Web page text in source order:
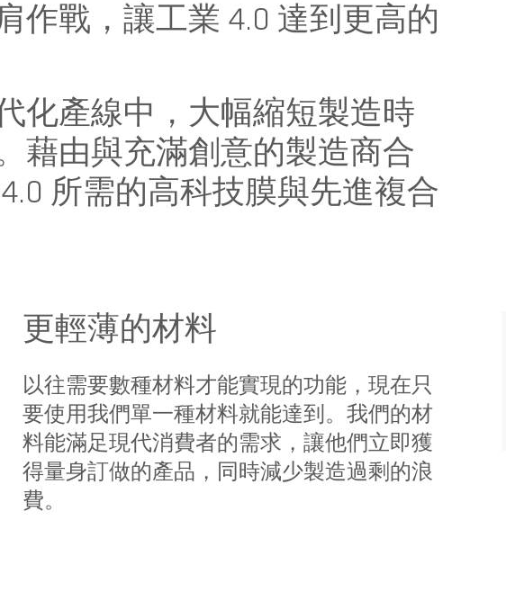
作戰，讓工業 4.0 達到更高的
化產線中，大幅縮短製造時
藉由與充滿創意的製造商合
所需的高科技膜與先進複合
更輕薄的材料
以往需要數種材料才能實現的功能，現在只
要使用我們單一種材料就能達到。我們的材
料能滿足現代消費者的需求，讓他們立即獲
得量身訂做的產品，同時減少製造過剩的浪
費。